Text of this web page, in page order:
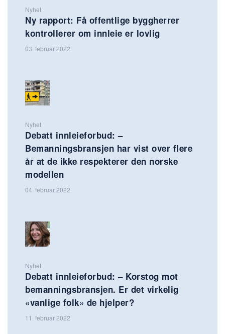
Nyhet
Ny rapport: Få offentlige byggherrer
kontrollerer om innleie er lovlig
03. februar 2022
Nyhet
Debatt innleieforbud: –
Bemanningsbransjen har vist over flere
år at de ikke respekterer den norske
modellen
04. februar 2022
Nyhet
Debatt innleieforbud: – Korstog mot
bemanningsbransjen. Er det virkelig
«vanlige folk» de hjelper?
11. februar 2022